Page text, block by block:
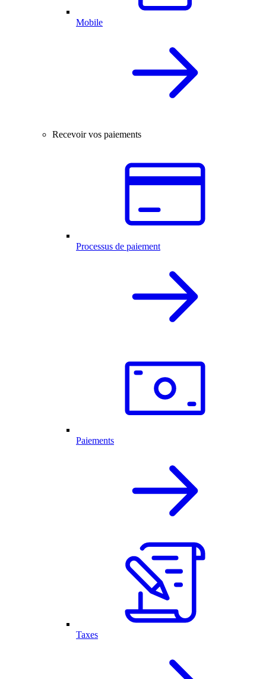
Mobile
Recevoir vos paiements
Processus de paiement
Paiements
Taxes